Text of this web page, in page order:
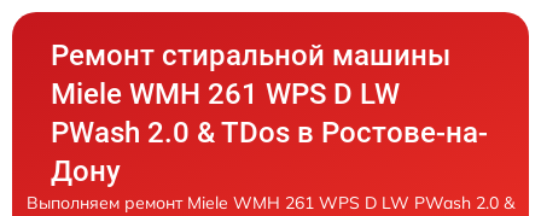
Ремонт стиральной машины
Miele WMH 261 WPS D LW
PWash 2.0 & TDos в Ростове-на-
Дону
Выполняем ремонт Miele WMH 261 WPS D LW PWash 2.0 &